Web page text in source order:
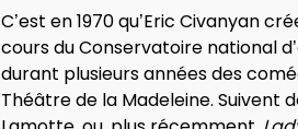
C’est en 1970 qu’Eric Civanyan
cours du Conservatoire national
durant plusieurs années des
Théâtre de la Madeleine. Suivent